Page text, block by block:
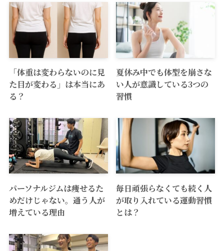
「体重は変わらないのに見
た目が変わる」は本当にあ
る？
夏休み中でも体型を崩さな
い人が意識している3つの
習慣
パーソナルジムは痩せるた
めだけじゃない。通う人が
増えている理由
毎日頑張らなくても続く人
が取り入れている運動習慣
とは？